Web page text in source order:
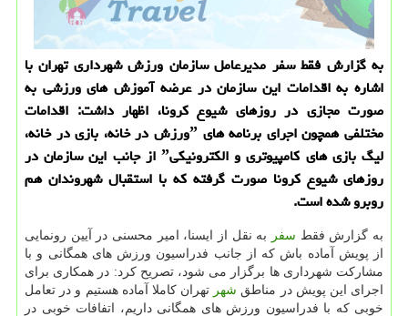
به گزارش فقط سفر مدیرعامل سازمان ورزش شهرداری تهران با
اشاره به اقدامات این سازمان در عرضه آموزش های ورزشی به
صورت مجازی در روزهای شیوع كرونا، اظهار داشت: اقدامات
مختلفی همچون اجرای برنامه های ˮورزش در خانه، بازی در خانه،
لیگ بازی های كامپیوتری و الكترونیكیˮ از جانب این سازمان در
روزهای شیوع كرونا صورت گرفته كه با استقبال شهروندان هم
روبرو شده است.
به گزارش فقط سفر
به نقل از ایسنا، امیر محسنی در آیین رونمایی
از پویش آماده باش که از جانب فدراسیون ورزش های همگانی و با
مشارکت شهرداری ها برگزار می شود، تصریح کرد: در همکاری برای
اجرای این پویش در مناطق شهر تهران کاملا آماده هستیم و در تعامل
خوبی که با فدراسیون ورزش های همگانی داریم، اتفافات خوبی در